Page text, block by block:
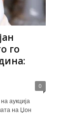
го
0
аукција
на Џон